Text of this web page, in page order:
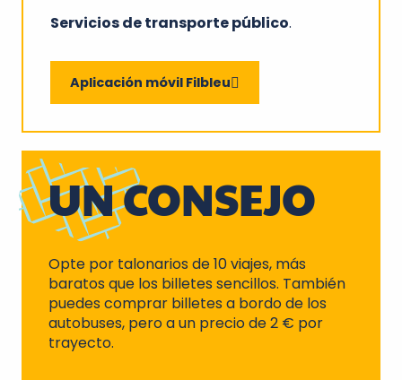
Servicios de transporte público.
Aplicación móvil Filbleu
UN CONSEJO
Opte por talonarios de 10 viajes, más
baratos que los billetes sencillos. También
puedes comprar billetes a bordo de los
autobuses, pero a un precio de 2 € por
trayecto.